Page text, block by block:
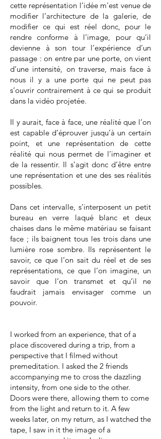
cette représentation l’idée m'est venue de
modifier l’architecture de la galerie, de
modifier ce qui est réel donc, pour le
rendre conforme à l’image, pour qu’il
devienne à son tour l’expérience d’un
passage : on entre par une porte, on vient
d’une intensité, on traverse, mais face à
nous il y a une porte qui ne peut pas
s’ouvrir contrairement à ce qui se produit
dans la vidéo projetée.
Il y aurait, face à face, une réalité que l’on
est capable d’éprouver jusqu’à un certain
point, et une représentation de cette
réalité qui nous permet de l’imaginer et
de la ressentir. Il s’agit donc d’être entre
une représentation et une des ses réalités
possibles.
Dans cet intervalle, s’interposent un petit
bureau en verre laqué blanc et deux
chaises dans le même matériau se faisant
face ; ils baignent tous les trois dans une
lumière rose sombre. Ils représentent le
savoir, ce que l’on sait du réel et de ses
représentations, ce que l’on imagine, un
savoir que l’on transmet et qu’il ne
faudrait jamais envisager comme un
pouvoir.
I worked from an experience, that of a
place discovered during a trip, from a
perspective that I filmed without
premeditation. I asked the 2 friends
accompanying me to cross the dazzling
intensity, from one side to the other.
Doors were there, allowing them to come
from the light and return to it. A few
weeks later, on my return, as I watched the
tape, I saw in it the image of a